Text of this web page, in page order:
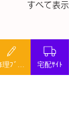
すべて表示
宅配ｻｲﾄ